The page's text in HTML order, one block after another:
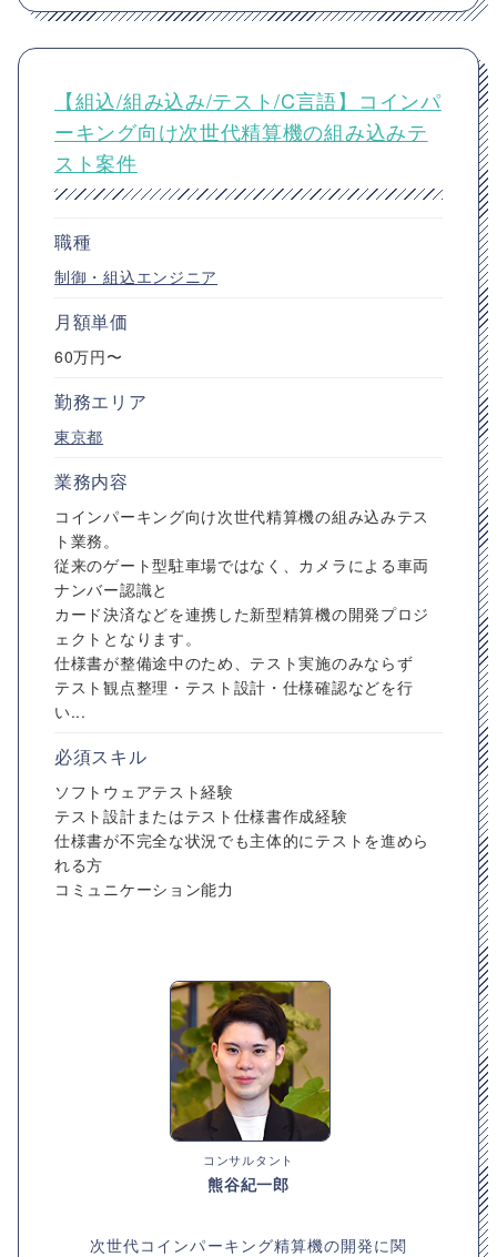
【組込/組み込み/テスト/C言語】コインパ
ーキング向け次世代精算機の組み込みテ
スト案件
職種
制御・組込エンジニア
月額単価
60万円〜
勤務エリア
東京都
業務内容
コインパーキング向け次世代精算機の組み込みテス
ト業務。
従来のゲート型駐車場ではなく、カメラによる車両
ナンバー認識と
カード決済などを連携した新型精算機の開発プロジ
ェクトとなります。
仕様書が整備途中のため、テスト実施のみならず
テスト観点整理・テスト設計・仕様確認などを行
い...
必須スキル
ソフトウェアテスト経験
テスト設計またはテスト仕様書作成経験
仕様書が不完全な状況でも主体的にテストを進めら
れる方
コミュニケーション能力
コンサルタント
熊谷紀一郎
次世代コインパーキング精算機の開発に関